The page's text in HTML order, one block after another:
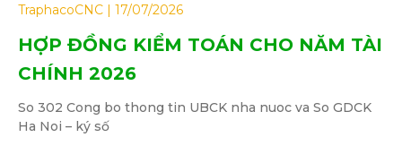
HỢP ĐỒNG KIỂM TOÁN CHO NĂM TÀI
CHÍNH 2026
TraphacoCNC 17/07/2026
So 302 Cong bo thong tin UBCK nha nuoc va So GDCK
Ha Noi – ký số